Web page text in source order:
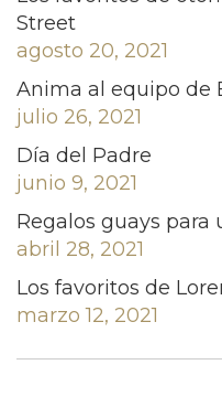
Street
agosto 20, 2021
Anima al equipo de
julio 26, 2021
Día del Padre
junio 9, 2021
Regalos guays
abril 28, 2021
Los favoritos de
marzo 12, 2021